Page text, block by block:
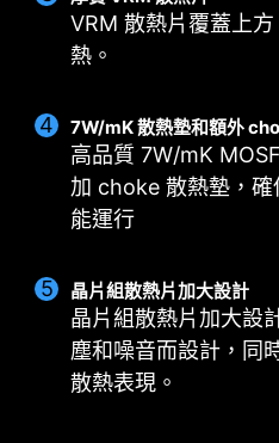
VRM 散熱片覆蓋上
熱。
7W/mK 散熱墊和額外
高品質 7W/mK
加 choke 散熱墊，確
能運行
晶片組散熱片加大設計
晶片組散熱片加大設
塵和噪音而設計，同
散熱表現。
多情境
智能風扇
調整溫
手動
允許用戶手動設
使用
在 BIOS 中調